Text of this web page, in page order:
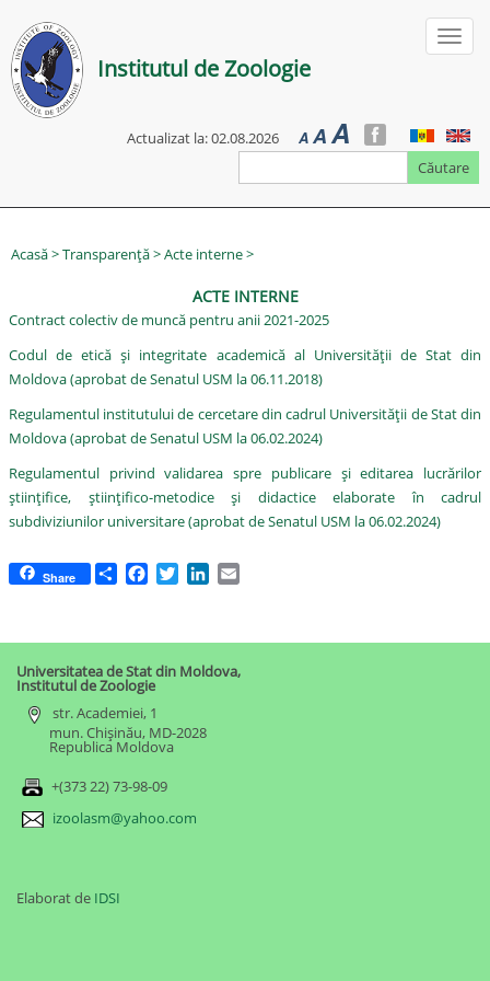
conţinutul
principal
Toggle
Institutul de Zoologie
Actualizat la: 02.08.2026 A AA Ro En
Acasă>Transparență>Acte interne >
ACTE INTERNE
Contract colectiv de muncă pentru anii 2021-2025
Codul de etică și integritate academică al Universității de Stat din
Moldova (aprobat de Senatul USM la 06.11.2018)
Regulamentul institutului de cercetare din cadrul Universității de Stat din
Moldova (aprobat de Senatul USM la 06.02.2024)
Regulamentul privind validarea spre publicare și editarea lucrărilor
științifice, științifico-metodice și didactice elaborate în cadrul
subdiviziunilor universitare (aprobat de Senatul USM la 06.02.2024)
Share
Share Facebook
TwitterLinkedIn
Universitatea de Stat din Moldova,
Institutul de Zoologie
str. Academiei, 1
mun. Chișinău, MD-2028
Republica Moldova
+(373 22) 73-98-09
izoolasm@yahoo.com
Elaborat de IDSI